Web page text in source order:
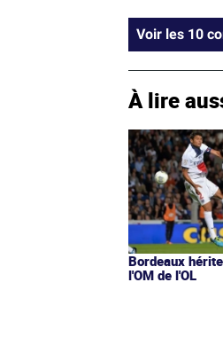
À lire
Bordeaux
l'OM de l'OL